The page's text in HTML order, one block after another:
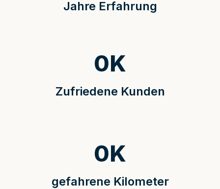
Jahre Erfahrung
Zufriedene Kunden
0K
gefahrene Kilometer
0K